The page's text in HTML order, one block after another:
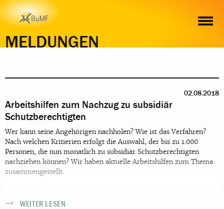
MELDUNGEN
02.08.2018
Arbeitshilfen zum Nachzug zu subsidiär
Schutzberechtigten
Wer kann seine Angehörigen nachholen? Wie ist das Verfahren?
Nach welchen Kritierien erfolgt die Auswahl, der bis zu 1.000
Personen, die nun monatlich zu subsidiär Schutzberechtigten
nachziehen können? Wir haben aktuelle Arbeitshilfen zum Thema
zusammengestellt.
WEITER LESEN